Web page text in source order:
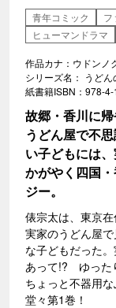
青年コミック
フ
ヒューマンドラマ
作品カナ：ウドンノ
シリーズ名： うど
紙書籍ISBN：978-
故郷・香川に
うどん屋で不
い子どもには
かがやく四国
ジー。
俵宗太は、東京
実家のうどん屋
な子どもだった
あって!? ゆった
ちょっと不器用
堂々第1巻！